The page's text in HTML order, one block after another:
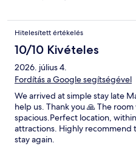
Hitelesített értékelés
10/10 Kivételes
2026. július 4.
Fordítás a Google segítségével
We arrived at simple stay late
help us. Thank you 🙏 The
spacious.Perfect location,
attractions. Highly
stay again.